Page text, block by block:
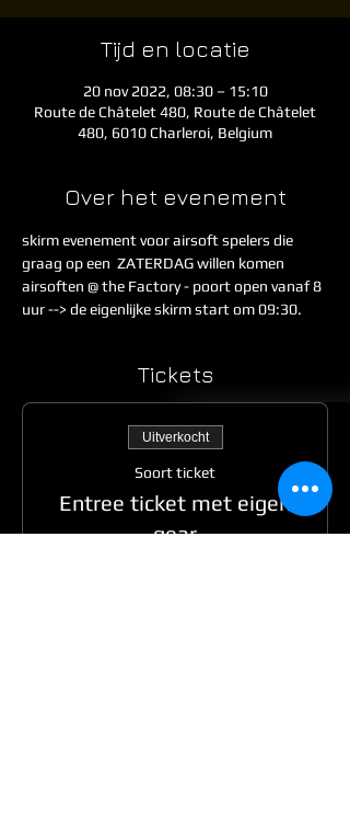
Tijd en locatie
20 nov 2022, 08:30 – 15:10
Route de Châtelet 480, Route de Châtelet
480, 6010 Charleroi, Belgium
Over het evenement
skirm evenement voor airsoft spelers die
graag op een  ZATERDAG willen komen
airsoften @ the Factory - poort open vanaf 8
uur --> de eigenlijke skirm start om 09:30.
Tickets
Uitverkocht
Soort ticket
Entree ticket met eigen
gear